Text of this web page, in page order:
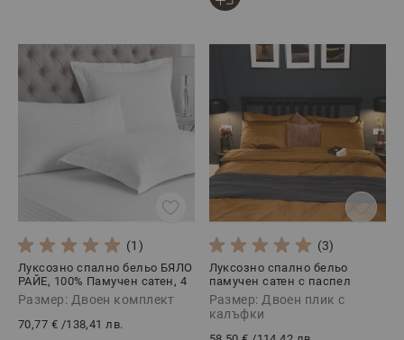
(1)
Луксозно спално бельо БЯЛО
РАЙЕ, 100% Памучен сатен, 4
части
Размер: Двоен комплект
70,77 € /138,41 лв.
(3)
Луксозно спално бельо
памучен сатен с паспел
АНТИК, 3 части
Размер: Двоен плик с
калъфки